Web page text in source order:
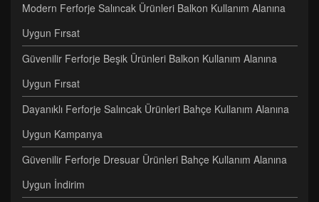
Modern Ferforje Salıncak Ürünleri Balkon Kullanım Alanına
Uygun Fırsat
Güvenilir Ferforje Beşik Ürünleri Balkon Kullanım Alanına
Uygun Fırsat
Dayanıklı Ferforje Salıncak Ürünleri Bahçe Kullanım Alanına
Uygun Kampanya
Güvenilir Ferforje Dresuar Ürünleri Bahçe Kullanım Alanına
Uygun İndirim